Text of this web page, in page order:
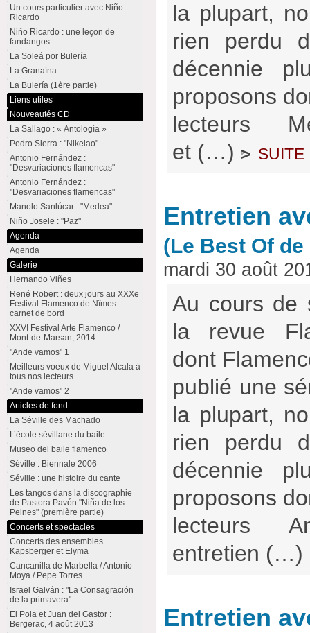
la plupart,
rien perdu
décennie
proposons
lecteurs
et (…) > suite
Entretien
(Le Best Of
mardi 30 août
Au cours de
la revue
dont
publié une
la plupart,
rien perdu
décennie
proposons
lecteurs
entretien (…)
Entretien
Un cours particulier avec Niño
Ricardo
Niño Ricardo : une leçon de
fandangos
La Soleá por Bulería
La Granaína
La Bulería (1ère partie)
Liens utiles
Nouveautés CD
La Sallago : « Antología »
Pedro Sierra : "Nikelao"
Antonio Fernández :
"Desvariaciones flamencas"
Antonio Fernández :
"Desvariaciones flamencas"
Manolo Sanlúcar : "Medea"
Niño Josele : "Paz"
Agenda
Agenda
Galerie
Hernando Viñes
René Robert : deux jours au XXXe
Festival Flamenco de Nîmes -
carnet de bord
XXVI Festival Arte Flamenco /
Mont-de-Marsan, 2014
"Ande vamos" 1
Meilleurs voeux de Miguel Alcala à
tous nos lecteurs
"Ande vamos" 2
Articles de fond
La Séville des Machado
L’école sévillane du baile
Museo del baile flamenco
Séville : Biennale 2006
Séville : une histoire du cante
Les tangos dans la discographie
de Pastora Pavón "Niña de los
Peines" (première partie)
Concerts et spectacles
Concerts des ensembles
Kapsberger et Elyma
Cancanilla de Marbella / Antonio
Moya / Pepe Torres
Israel Galván : "La Consagración
de la primavera"
El Pola et Juan del Gastor :
Bergerac, 4 août 2013